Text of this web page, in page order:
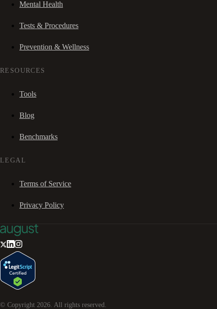
Mental Health
Tests & Procedures
Prevention & Wellness
RESOURCES
Tools
Blog
Benchmarks
LEGAL
Terms of Service
Privacy Policy
© Copyright 2026 . All rights reserved.